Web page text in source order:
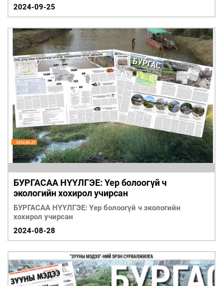
2024-09-25
БУРГАСАА НҮҮЛГЭЕ: Үер болоогүй ч
экологийн хохирол учирсан
БУРГАСАА НҮҮЛГЭЕ: Үер болоогүй ч экологийн
хохирол учирсан
2024-08-28